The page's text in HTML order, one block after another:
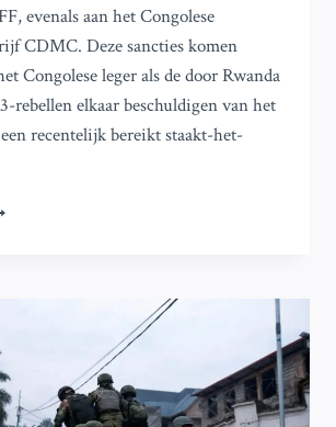
evenals aan het Congolese
CDMC. Deze sancties komen
Congolese leger als de door Rwanda
rebellen elkaar beschuldigen van het
recentelijk bereikt staakt-het-